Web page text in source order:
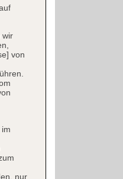
wir
von
nur